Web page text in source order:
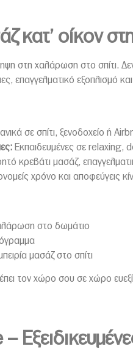
κατ’ οίκον
στη χαλάρωση στο σπίτι.
επαγγελματικό
σε σπίτι, ξενοδοχείο ή
Εκπαιδευμένες σε relaxing,
κρεβάτι μασάζ,
χρόνο και αποφεύγεις
στο δωμάτιο
μασάζ στο σπίτι
τον χώρο σου σε χώρο